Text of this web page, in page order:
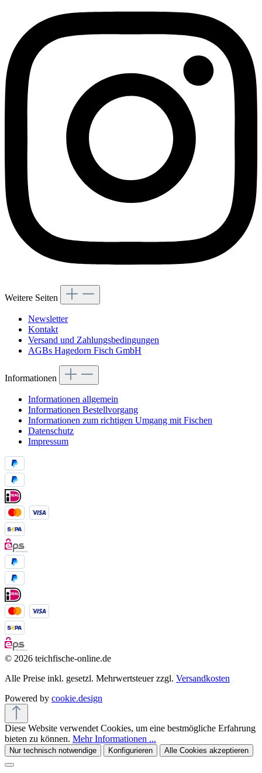
Weitere Seiten
Newsletter
Kontakt
Versand und Zahlungsbedingungen
AGBs Hagedorn Fisch GmbH
Informationen
Informationen allgemein
Informationen Bestellvorgang
Informationen zum richtigen Umgang mit Fischen
Datenschutz
Impressum
© 2026 teichfische-online.de
Alle Preise inkl. gesetzl. Mehrwertsteuer zzgl. Versandkosten
Powered by cookie.design
Diese Website verwendet Cookies, um eine bestmögliche Erfahrung
bieten zu können. Mehr Informationen ...
Nur technisch notwendige Konfigurieren Alle Cookies akzeptieren